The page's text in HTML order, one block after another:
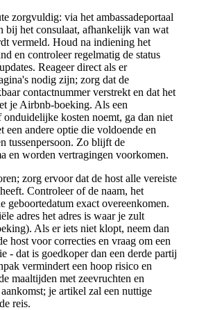
zorgvuldig: via het ambassadeportaal
bij het consulaat, afhankelijk van wat
vermeld. Houd na indiening het
en controleer regelmatig de status
Reageer direct als er
nodig zijn; zorg dat de
contactnummer verstrekt en dat het
je Airbnb-boeking. Als een
onduidelijke kosten noemt, ga dan niet
andere optie die voldoende en
tussenpersoon. Zo blijft de
en worden vertragingen voorkomen.
zorg ervoor dat de host alle vereiste
Controleer of de naam, het
geboortedatum exact overeenkomen.
adres het adres is waar je zult
Als er iets niet klopt, neem dan
host voor correcties en vraag om een
- dat is goedkoper dan een derde partij
vermindert een hoop risico en
maaltijden met zeevruchten en
je artikel zal een nuttige
reis.